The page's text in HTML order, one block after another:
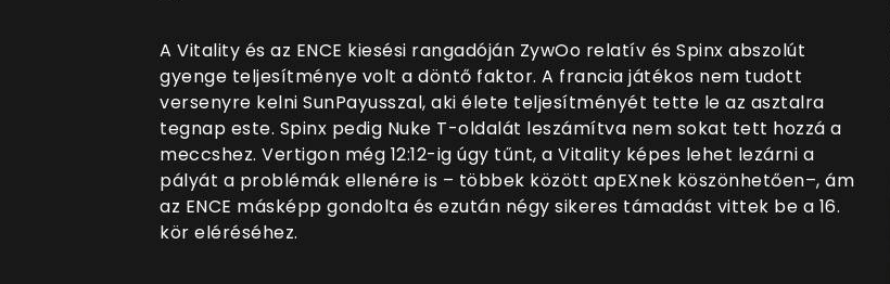
A Vitality és az ENCE kiesési rangadóján ZywOo relatív és Spinx abszolút
gyenge teljesítménye volt a döntő faktor. A francia játékos nem tudott
versenyre kelni SunPayusszal, aki élete teljesítményét tette le az asztalra
tegnap este. Spinx pedig Nuke T-oldalát leszámítva nem sokat tett hozzá a
meccshez. Vertigon még 12:12-ig úgy tűnt, a Vitality képes lehet lezárni a
pályát a problémák ellenére is – többek között apEXnek köszönhetően–, ám
az ENCE másképp gondolta és ezután négy sikeres támadást vittek be a 16.
kör eléréséhez.